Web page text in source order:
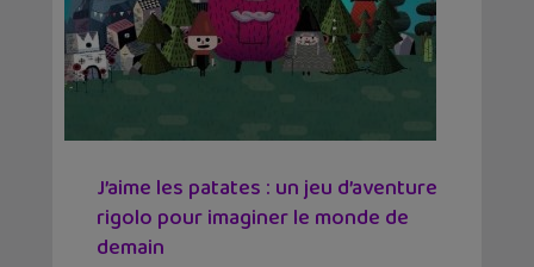
J’aime les patates : un jeu d’aventure
rigolo pour imaginer le monde de
demain